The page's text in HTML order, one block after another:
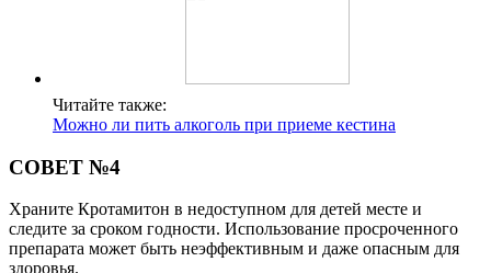
Читайте также:
Можно ли пить алкоголь при приеме кестина
СОВЕТ №4
Храните Кротамитон в недоступном для детей месте и
следите за сроком годности. Использование просроченного
препарата может быть неэффективным и даже опасным для
здоровья.